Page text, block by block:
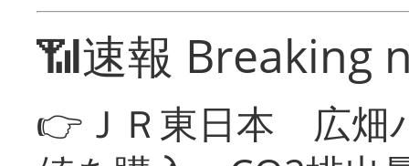
📶速報 Breaking
👉ＪＲ東日本 広畑